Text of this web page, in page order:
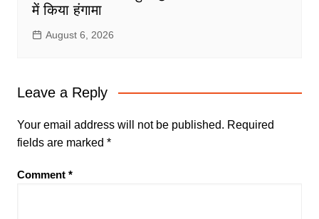
में किया हंगामा
August 6, 2026
Leave a Reply
Your email address will not be published. Required
fields are marked *
Comment *